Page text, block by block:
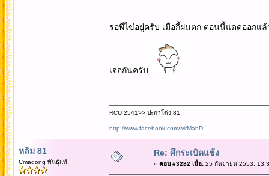
รอพี่ไข่อยู่ครับ เมื่อกี้ฝนตก ตอนนี้แดดออกแ
เจอกันครับ
RCU 2541>> ปะกาโด่ง 81
----------------------------
http://www.facebook.com/MrMahD
หลิม 81
Cmadong พันธุ์แท้
Re: ศึกระเบิดแข้ง
« ตอบ #3282 เมื่อ:25 กันยายน 2553,